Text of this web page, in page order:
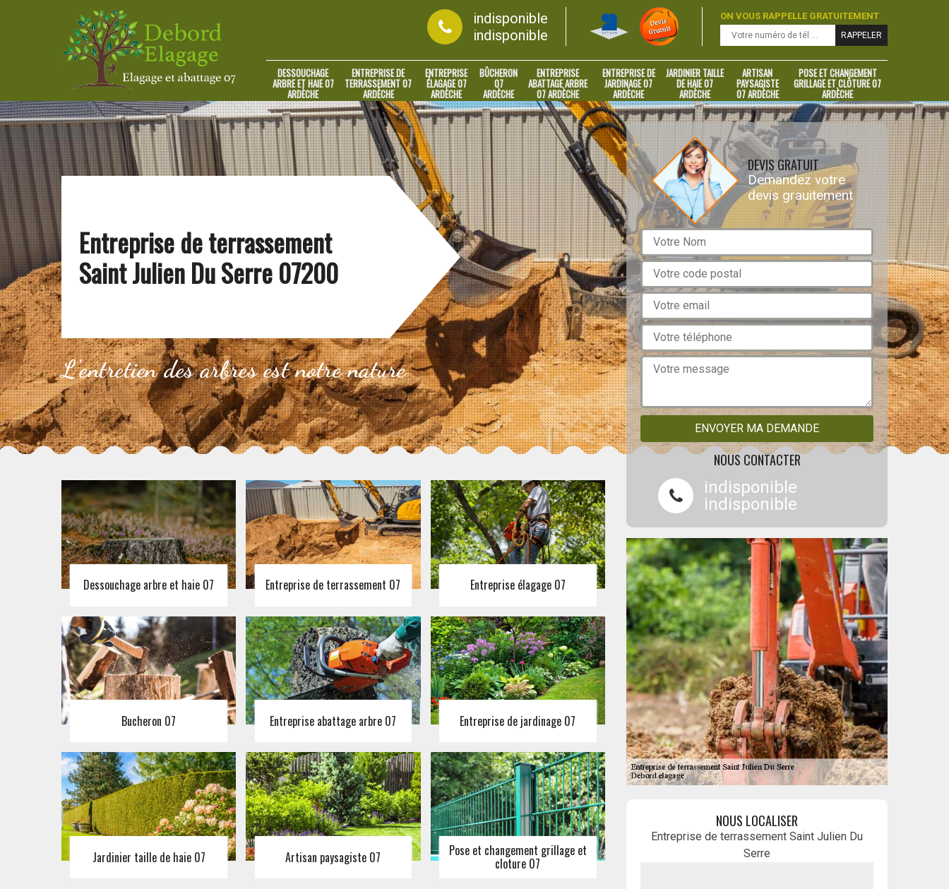
indisponible
indisponible
ON VOUS RAPPELLE GRATUITEMENT
DESSOUCHAGE
ARBRE ET HAIE 07
ARDÈCHE
ENTREPRISE DE
TERRASSEMENT 07
ARDÈCHE
ENTREPRISE
ÉLAGAGE 07
ARDÈCHE
BÛCHERON
07
ARDÈCHE
ENTREPRISE
ABATTAGE ARBRE
07 ARDÈCHE
ENTREPRISE DE
JARDINAGE 07
ARDÈCHE
JARDINIER TAILLE
DE HAIE 07
ARDÈCHE
ARTISAN
PAYSAGISTE
07 ARDÈCHE
POSE ET CHANGEMENT
GRILLAGE ET CLÔTURE 07
ARDÈCHE
Entreprise de terrassement
Saint Julien Du Serre 07200
L'entretien des arbres est notre nature
Dessouchage arbre et haie 07 Entreprise de terrassement 07 Entreprise élagage 07
Bucheron 07 Entreprise abattage arbre 07 Entreprise de jardinage 07
Jardinier taille de haie 07 Artisan paysagiste 07 Pose et changement grillage et
cloture 07
DEVIS GRATUIT
Demandez votre
devis grauitement
NOUS CONTACTER
indisponible
indisponible
NOUS LOCALISER
Entreprise de terrassement Saint Julien Du
Serre